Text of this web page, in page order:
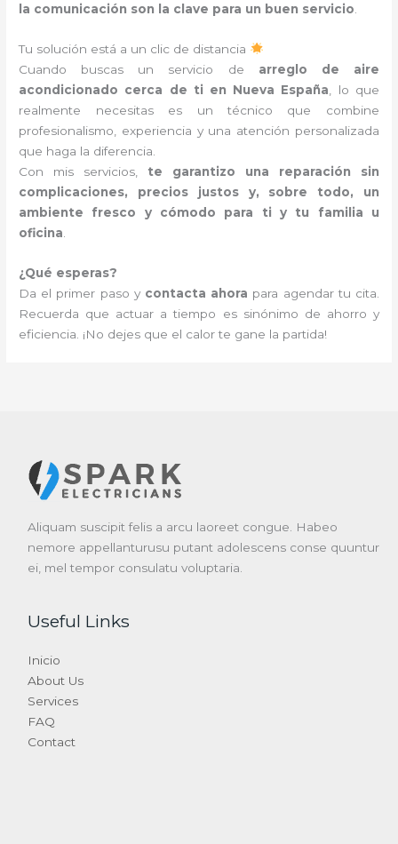
la comunicación son la clave para un buen servicio
Tu solución está a un clic de distancia
Cuando buscas un servicio de arreglo de aire
acondicionado cerca de ti en Nueva España , lo que
realmente necesitas es un técnico que combine
profesionalismo, experiencia y una atención personalizada
que haga la diferencia.
Con mis servicios, te garantizo una reparación sin
complicaciones, precios justos y, sobre todo, un
ambiente fresco y cómodo para ti y tu familia u
oficina
¿Qué esperas?
Da el primer paso y contacta ahora para agendar tu cita.
Recuerda que actuar a tiempo es sinónimo de ahorro y
eficiencia. ¡No dejes que el calor te gane la partida!
Aliquam suscipit felis a arcu laoreet congue. Habeo
nemore appellanturusu putant adolescens conse quuntur
ei, mel tempor consulatu voluptaria.
Useful Links
Inicio
About Us
Services
FAQ
Contact